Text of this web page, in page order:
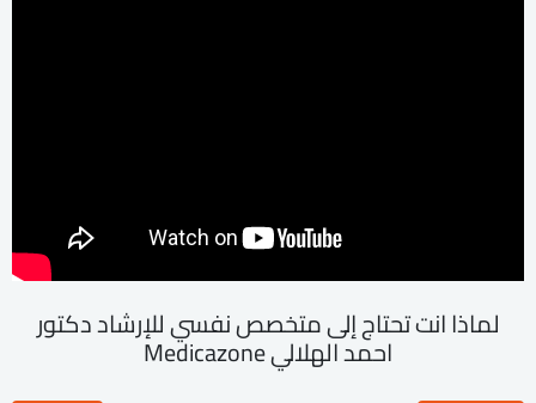
لماذا انت تحتاج إلى متخصص نفسي للإرشاد دكتور
احمد الهلالي Medicazone